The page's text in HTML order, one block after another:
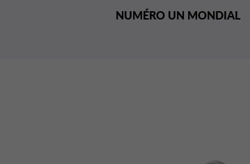
NUMÉRO UN MONDIAL